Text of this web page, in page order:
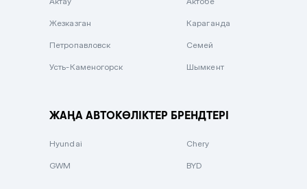
Жезказган Караганда
Петропавловск Семей
Усть-Каменогорск Шымкент
ЖАҢА АВТОКӨЛІКТЕР БРЕНДТЕРІ
Hyundai Chery
GWM BYD